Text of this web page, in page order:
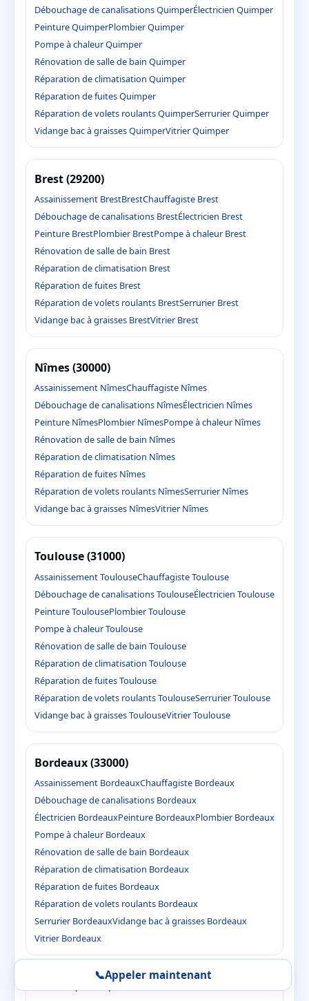
Débouchage de canalisations QuimperÉlectricien Quimper
Peinture QuimperPlombier Quimper
Pompe à chaleur Quimper
Rénovation de salle de bain Quimper
Réparation de climatisation Quimper
Réparation de fuites Quimper
Réparation de volets roulants QuimperSerrurier Quimper
Vidange bac à graisses QuimperVitrier Quimper
Brest (29200)
Assainissement BrestBrestChauffagiste Brest
Débouchage de canalisations BrestÉlectricien Brest
Peinture BrestPlombier BrestPompe à chaleur Brest
Rénovation de salle de bain Brest
Réparation de climatisation Brest
Réparation de fuites Brest
Réparation de volets roulants BrestSerrurier Brest
Vidange bac à graisses BrestVitrier Brest
Nîmes (30000)
Assainissement NîmesChauffagiste Nîmes
Débouchage de canalisations NîmesÉlectricien Nîmes
Peinture NîmesPlombier NîmesPompe à chaleur Nîmes
Rénovation de salle de bain Nîmes
Réparation de climatisation Nîmes
Réparation de fuites Nîmes
Réparation de volets roulants NîmesSerrurier Nîmes
Vidange bac à graisses NîmesVitrier Nîmes
Toulouse (31000)
Assainissement ToulouseChauffagiste Toulouse
Débouchage de canalisations ToulouseÉlectricien Toulouse
Peinture ToulousePlombier Toulouse
Pompe à chaleur Toulouse
Rénovation de salle de bain Toulouse
Réparation de climatisation Toulouse
Réparation de fuites Toulouse
Réparation de volets roulants ToulouseSerrurier Toulouse
Vidange bac à graisses ToulouseVitrier Toulouse
Bordeaux (33000)
Assainissement BordeauxChauffagiste Bordeaux
Débouchage de canalisations Bordeaux
Électricien BordeauxPeinture BordeauxPlombier Bordeaux
Pompe à chaleur Bordeaux
Rénovation de salle de bain Bordeaux
Réparation de climatisation Bordeaux
Réparation de fuites Bordeaux
Réparation de volets roulants Bordeaux
Serrurier BordeauxVidange bac à graisses Bordeaux
Vitrier Bordeaux
📞Appeler maintenant